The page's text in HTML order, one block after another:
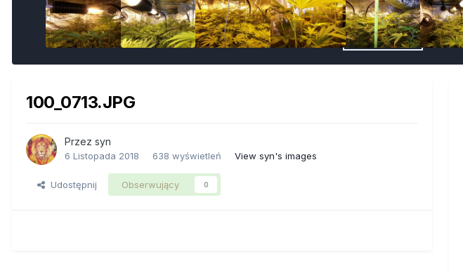
100_0713.JPG
Przez syn
6 Listopada 2018 638 wyświetleń View syn's images
Udostępnij Obserwujący 0